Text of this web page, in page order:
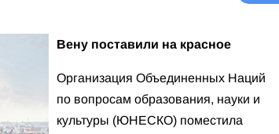
Вену поставили на красное
Организация Объединенных Наций
по вопросам образования, науки и
культуры (ЮНЕСКО) поместила